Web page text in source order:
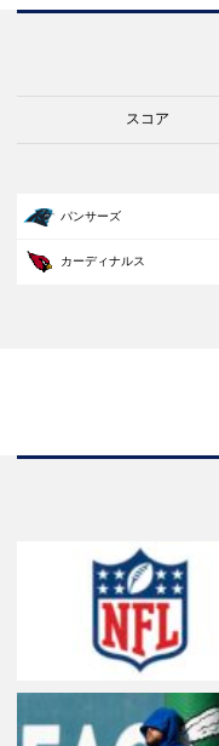
スコア
パンサーズ
カーディナルス